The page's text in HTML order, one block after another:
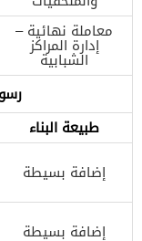
معاملة نهائية –
إدارة المراكز
الشبابية
طبيعة البناء
إضافة بسيطة
إضافة بسيطة